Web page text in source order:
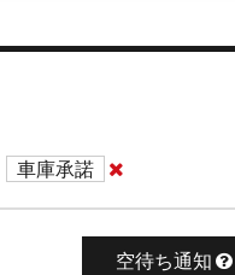
車庫承諾
空待ち通知